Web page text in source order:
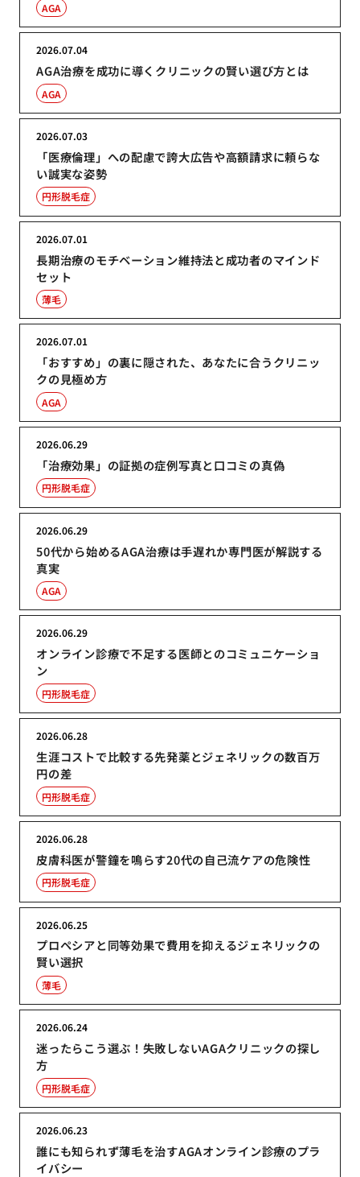
AGA
AGA治療を成功に導くクリニックの賢い選び方とは
2026.07.04
AGA
「医療倫理」への配慮で誇大広告や高額請求に頼らな
い誠実な姿勢
2026.07.03
円形脱毛症
長期治療のモチベーション維持法と成功者のマインド
セット
2026.07.01
薄毛
「おすすめ」の裏に隠された、あなたに合うクリニッ
クの見極め方
2026.07.01
AGA
「治療効果」の証拠の症例写真と口コミの真偽
2026.06.29
円形脱毛症
50代から始めるAGA治療は手遅れか専門医が解説する
真実
2026.06.29
AGA
オンライン診療で不足する医師とのコミュニケーショ
ン
2026.06.29
円形脱毛症
生涯コストで比較する先発薬とジェネリックの数百万
円の差
2026.06.28
円形脱毛症
皮膚科医が警鐘を鳴らす20代の自己流ケアの危険性
2026.06.28
円形脱毛症
プロペシアと同等効果で費用を抑えるジェネリックの
賢い選択
2026.06.25
薄毛
迷ったらこう選ぶ！失敗しないAGAクリニックの探し
方
2026.06.24
円形脱毛症
誰にも知られず薄毛を治すAGAオンライン診療のプラ
イバシー
2026.06.23